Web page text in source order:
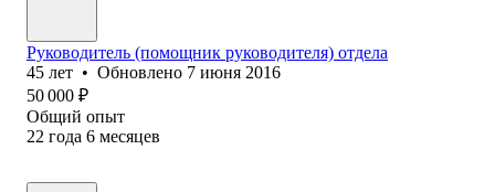
Руководитель (помощник руководителя) отдела
45 лет • Обновлено 7 июня 2016
50 000 ₽
Общий опыт
22 года 6 месяцев